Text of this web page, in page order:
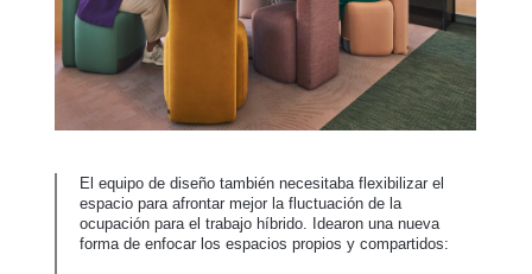
El equipo de diseño también necesitaba flexibilizar el
espacio para afrontar mejor la fluctuación de la
ocupación para el trabajo híbrido. Idearon una nueva
forma de enfocar los espacios propios y compartidos: